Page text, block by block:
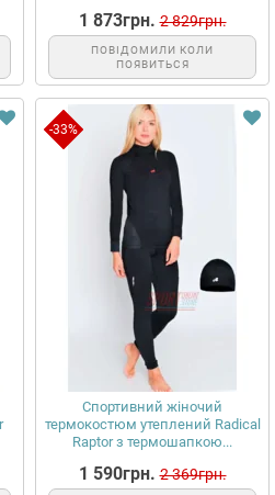
1 873грн. 2 829грн.
ПОВІДОМИЛИ КОЛИ
ПОЯВИТЬСЯ
-33%
Спортивний жіночий
термокостюм утеплений Radical
Raptor з термошапкою...
1 590грн. 2 369грн.